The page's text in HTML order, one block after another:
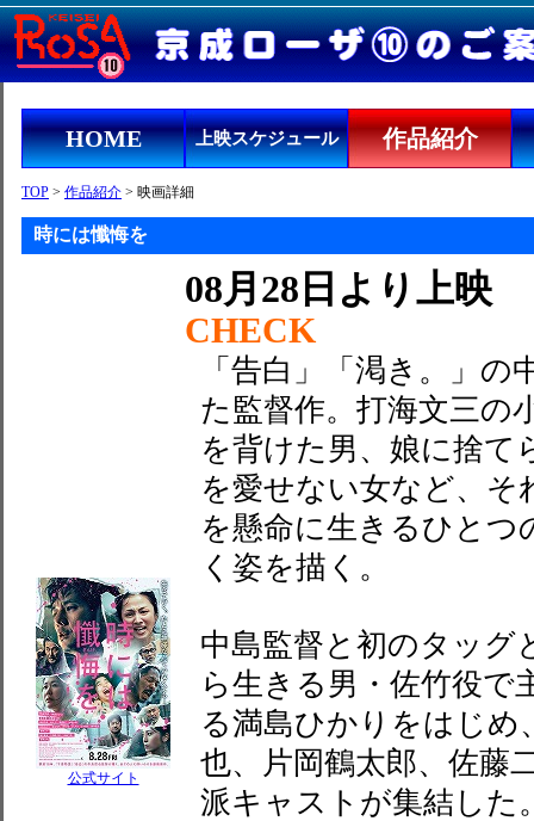
HOME 上映スケジュール 作品紹介
TOP > 作品紹介 > 映画詳細
時には懺悔を
公式サイト
08月28日より上映
CHECK
「告白」「渇き。」
た監督作。打海文三の
を背けた男、娘に捨て
を愛せない女など、そ
を懸命に生きるひとつ
く姿を描く。
中島監督と初のタッグ
ら生きる男・佐竹役で
る満島ひかりをはじめ
也、片岡鶴太郎、佐藤
派キャストが集結した